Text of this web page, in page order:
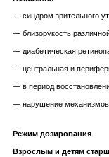
— синдром зрительного
— близорукость
— диабетическая
— центральная и
— в период
— нарушение механизмов
Режим дозирования
Взрослым и детям